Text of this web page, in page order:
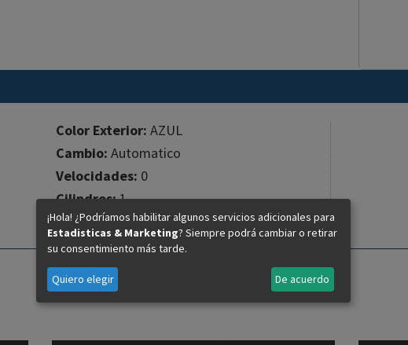
Color Exterior: AZUL
Cambio: Automatico
Velocidades: 0
Cilindros:1
Cilindrada:125 cc.
¡Hola! ¿Podríamos habilitar algunos servicios adicionales para
Estadisticas & Marketing? Siempre podrá cambiar o retirar
su consentimiento más tarde.
Quiero elegir De acuerdo